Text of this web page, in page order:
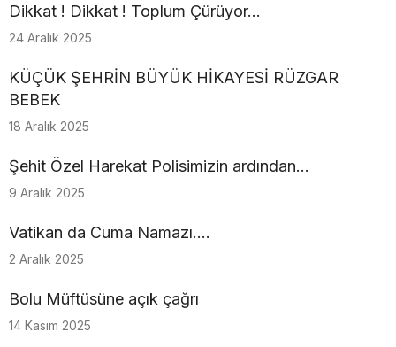
Dikkat ! Dikkat ! Toplum Çürüyor...
24 Aralık 2025
KÜÇÜK ŞEHRİN BÜYÜK HİKAYESİ RÜZGAR
BEBEK
18 Aralık 2025
Şehit Özel Harekat Polisimizin ardından…
9 Aralık 2025
Vatikan da Cuma Namazı....
2 Aralık 2025
Bolu Müftüsüne açık çağrı
14 Kasım 2025